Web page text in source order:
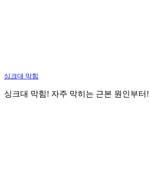
싱크대 막힘
싱크대 막힘! 자주 막히는 근본 원인부터!